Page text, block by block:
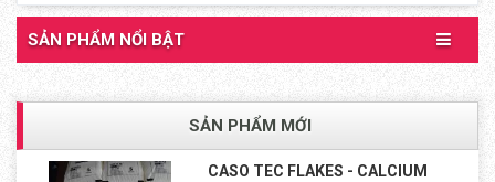
SẢN PHẨM NỔI BẬT
SẢN PHẨM MỚI
CASO TEC FLAKES - CALCIUM